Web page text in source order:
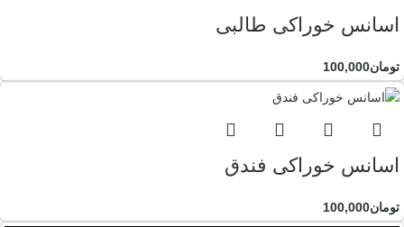
اسانس خوراکی طالبی
تومان100,000
اسانس خوراکی فندق
تومان100,000